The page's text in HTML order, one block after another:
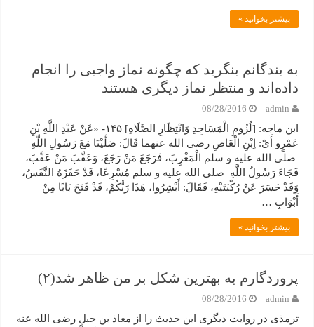
بیشتر بخوانید »
به بندگانم بنگرید که چگونه نماز واجبی را انجام
داده‌اند و منتظر نماز دیگری هستند
admin
08/28/2016
ابن ماجه: [لُزُومِ الْمَسَاجِدِ وَانْتِظَارِ الصَّلَاهِ] ۱۴۵- «عَنْ عَبْدِ اللَّهِ بْنِ
عَمْرٍو أَیْ: اِبْنِ الْعَاصِ رضی الله عنهما قَالَ: صَلَّیْنَا مَعَ رَسُولِ اللَّهِ
صلی الله علیه و سلم الْمَغْرِبَ، فَرَجَعَ مَنْ رَجَعَ، وَعَقَّبَ مَنْ عَقَّبَ،
فَجَاءَ رَسُولُ اللَّهِ صلی الله علیه و سلم مُسْرِعًا، قَدْ حَفَزَهُ النَّفَسُ،
وَقَدْ حَسَرَ عَنْ رُکْبَتَیْهِ، فَقَالَ: أَبْشِرُوا، هَذَا رَبُّکُمْ، قَدْ فَتَحَ بَابًا مِنْ
أَبْوَابِ …
بیشتر بخوانید »
پروردگارم به بهترین شکل بر من ظاهر شد(۲)
admin
08/28/2016
ترمذی در روایت دیگری این حدیث را از معاذ بن جبل رضی الله عنه